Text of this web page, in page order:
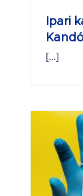
Ipari
[...]